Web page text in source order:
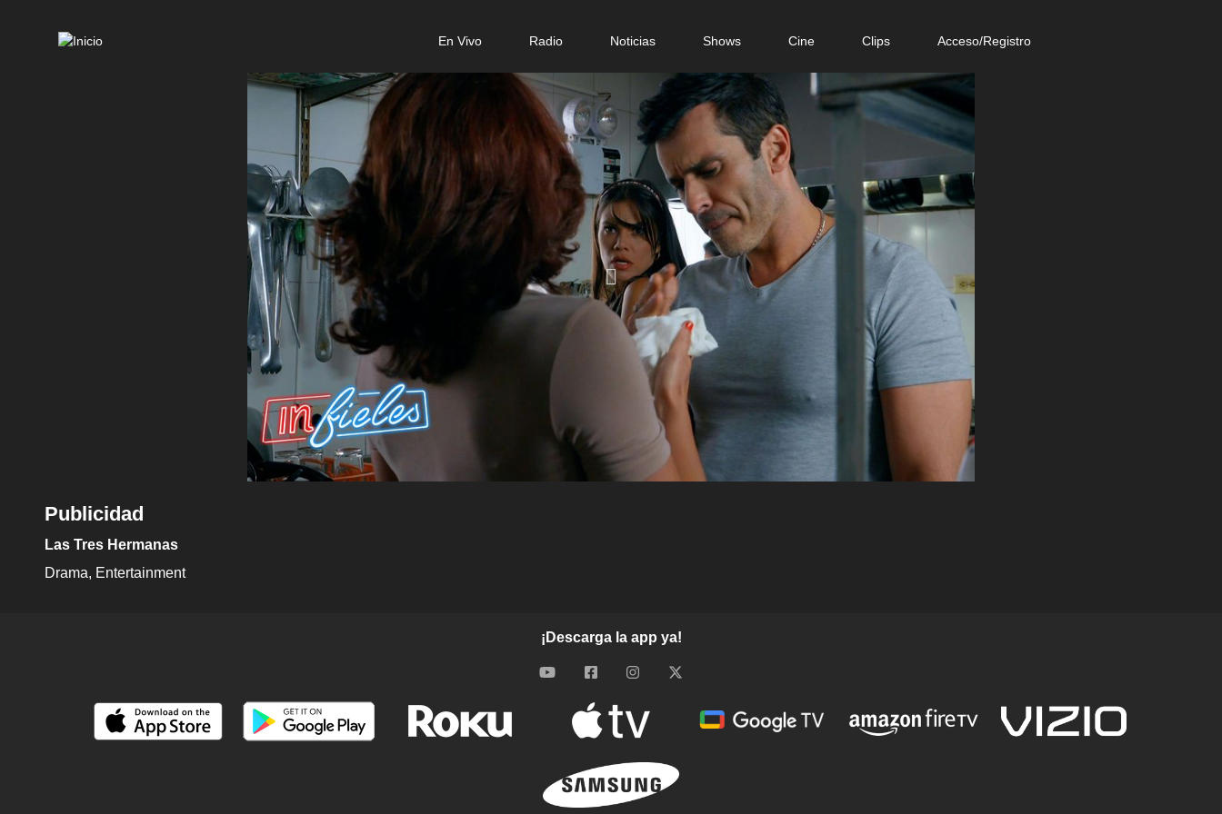
En Vivo Radio Noticias Shows Cine Clips Acceso/Registro
Publicidad
Las Tres Hermanas
Drama
Entertainment
¡Descarga la app ya!